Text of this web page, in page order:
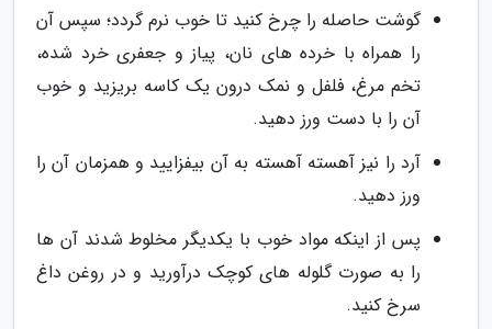
گوشت حاصله را چرخ کنید تا خوب نرم گردد؛ سپس آن
را همراه با خرده های نان، پیاز و جعفری خرد شده،
تخم مرغ، فلفل و نمک درون یک کاسه بریزید و خوب
آن را با دست ورز دهید.
آرد را نیز آهسته آهسته به آن بیفزایید و همزمان آن را
ورز دهید.
پس از اینکه مواد خوب با یکدیگر مخلوط شدند آن ها
را به صورت گلوله های کوچک درآورید و در روغن داغ
سرخ کنید.